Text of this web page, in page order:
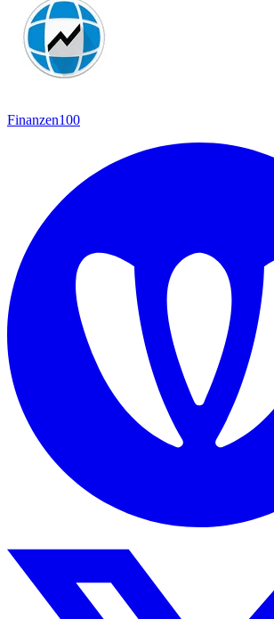
Finanzen100